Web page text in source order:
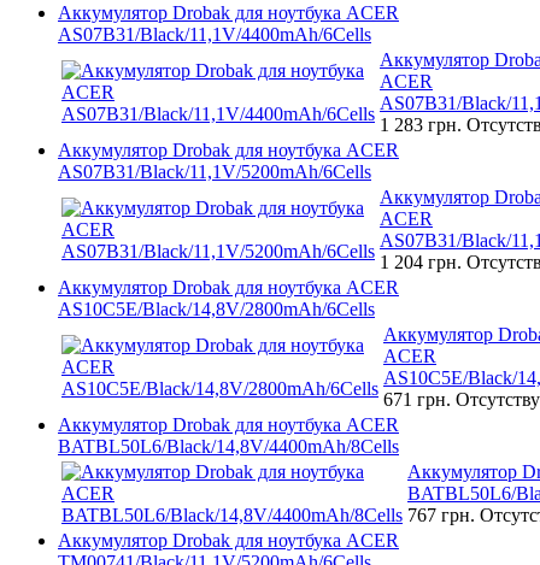
Аккумулятор Drobak для ноутбука ACER
AS07B31/Black/11,1V/4400mAh/6Cells
Аккумулятор
ACER
AS07B31/Black/
1 283 грн.
Аккумулятор Drobak для ноутбука ACER
AS07B31/Black/11,1V/5200mAh/6Cells
Аккумулятор
ACER
AS07B31/Black/
1 204 грн.
Аккумулятор Drobak для ноутбука ACER
AS10C5E/Black/14,8V/2800mAh/6Cells
Аккумулятор
ACER
AS10C5E/Black/
671 грн.
Аккумулятор Drobak для ноутбука ACER
BATBL50L6/Black/14,8V/4400mAh/8Cells
Аккумулятор
BATBL50L6/
767 грн.
Аккумулятор Drobak для ноутбука ACER